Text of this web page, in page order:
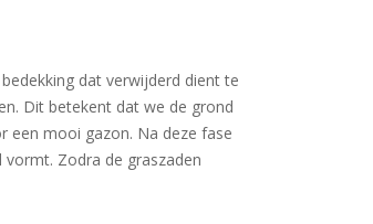
dat verwijderd dient te
Dit betekent dat we de grond
een mooi gazon. Na deze fase
Zodra de graszaden